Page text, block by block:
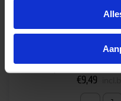
fase zwart
€7,84
€9,49